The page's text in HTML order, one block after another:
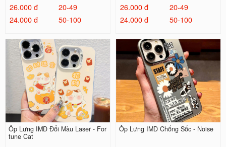
26.000 đ
20-49
24.000 đ
50-100
26.000 đ
20-49
24.000 đ
50-100
Ốp Lưng IMD Đổi Màu Laser - For
tune Cat
Ốp Lưng IMD Chống Sốc - Noise